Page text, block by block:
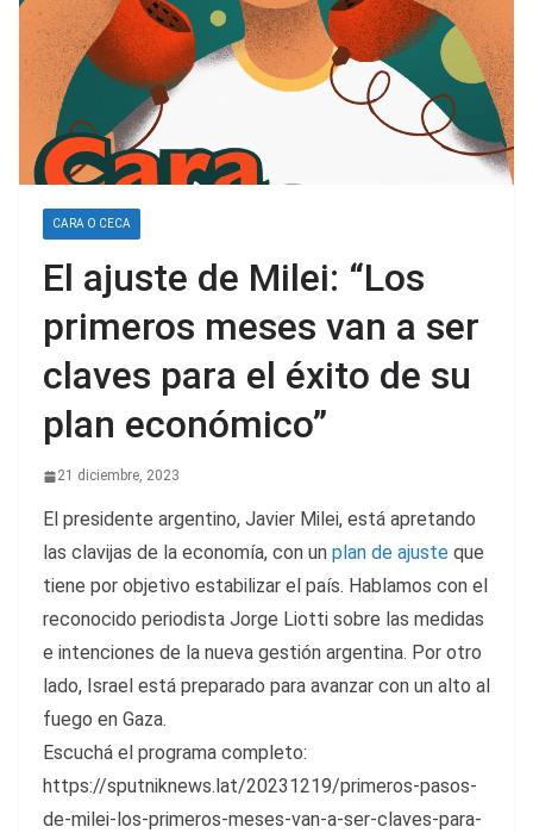
CARA O CECA
El ajuste de Milei: “Los
primeros meses van a ser
claves para el éxito de su
plan económico”
21 diciembre, 2023
El presidente argentino, Javier Milei, está apretando
las clavijas de la economía, con un plan de ajuste que
tiene por objetivo estabilizar el país. Hablamos con el
reconocido periodista Jorge Liotti sobre las medidas
e intenciones de la nueva gestión argentina. Por otro
lado, Israel está preparado para avanzar con un alto al
fuego en Gaza.
Escuchá el programa completo:
https://sputniknews.lat/20231219/primeros-pasos-
de-milei-los-primeros-meses-van-a-ser-claves-para-